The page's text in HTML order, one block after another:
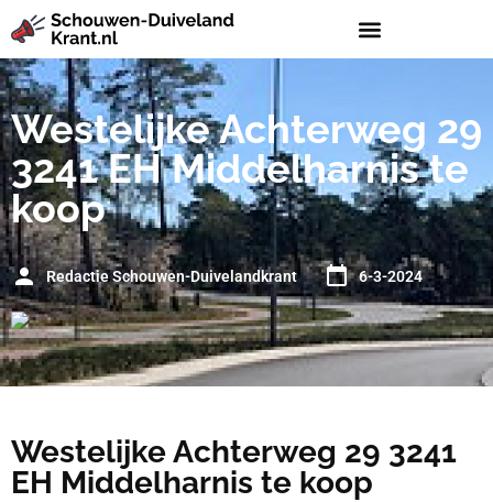
Westelijke Achterweg 29
3241 EH Middelharnis te
koop
Redactie Schouwen-Duivelandkrant 6-3-2024
Westelijke Achterweg 29 3241
EH Middelharnis te koop